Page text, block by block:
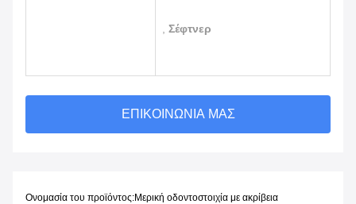
Σέφτνερ
ΕΠΙΚΟΙΝΩΝΊΑ ΜΑΣ
Ονομασία του προϊόντος:Μερική οδοντοστοιχία με ακρίβεια